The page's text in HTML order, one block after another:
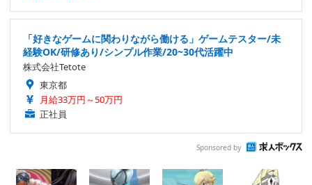
「好きなゲームに関わりながら働ける」ゲームテスター/未
経験OK/研修あり/シンプル作業/20~30代活躍中
株式会社Tetote
東京都
月給33万円～50万円
正社員
Sponsored by